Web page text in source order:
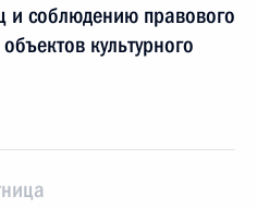
и соблюдению правового
культурного